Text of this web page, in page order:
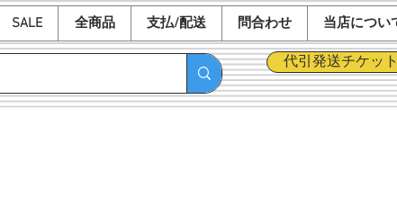
SALE 全商品 支払/配送 問合わせ 当店につい
代引発送チケッ